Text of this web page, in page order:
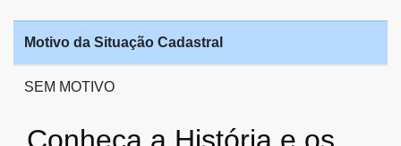
Motivo da Situação Cadastral
SEM MOTIVO